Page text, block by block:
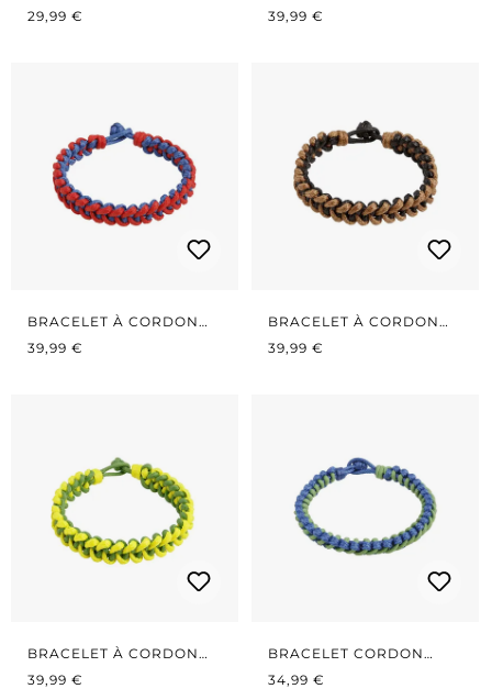
BLEU/NOIR
PRIX RÉGULIER :
29,99 € BLEU/VERT
PRIX RÉGULIER :
39,99 €
BRACELET À CORDON
ROUGE/BLEU
PRIX RÉGULIER :
39,99 €
BRACELET À CORDON
NOIR/MARRON
PRIX RÉGULIER :
39,99 €
BRACELET À CORDON
JAUNE/VERT
PRIX RÉGULIER :
39,99 €
BRACELET CORDON
BLEU/VERT - ÉTROIT
PRIX RÉGULIER :
34,99 €